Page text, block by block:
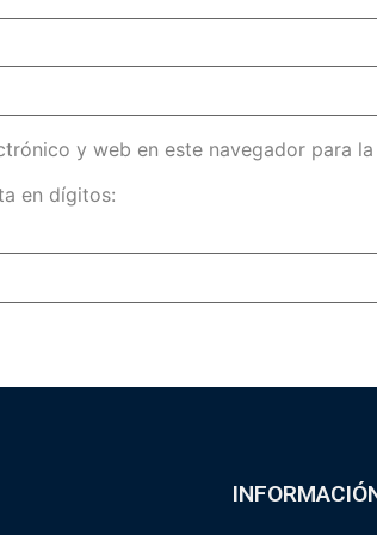
y web en este navegador para
en dígitos: